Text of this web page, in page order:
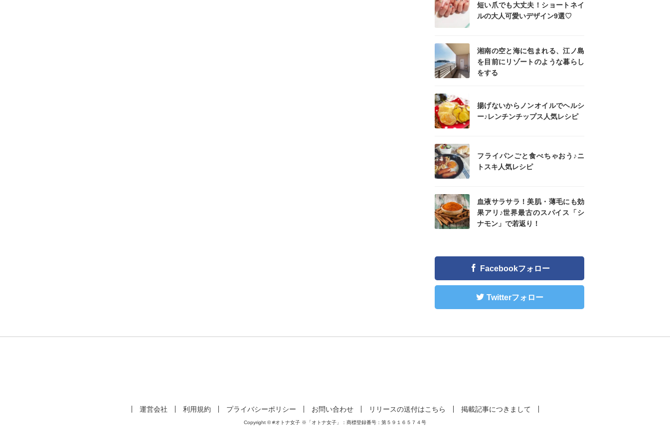
短い爪でも大丈夫！ショートネイ
ルの大人可愛いデザイン9選♡
湘南の空と海に包まれる、江ノ島
を目前にリゾートのような暮らし
をする
揚げないからノンオイルでヘルシ
ー♪レンチンチップス人気レシピ
フライパンごと食べちゃおう♪ニ
トスキ人気レシピ
血液サラサラ！美肌・薄毛にも効
果アリ♪世界最古のスパイス「シ
ナモン」で若返り！
Facebookフォロー
Twitterフォロー
運営会社 利用規約 プライバシーポリシー お問い合わせ リリースの送付はこちら 掲載記事につきまして
Copyright © #オトナ女子 ※「オトナ女子」：商標登録番号：第５９１６５７４号